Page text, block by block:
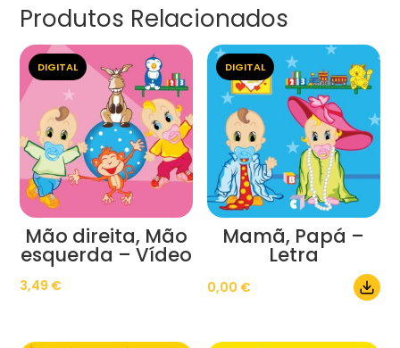
Produtos Relacionados
DIGITAL
Mão direita, Mão
esquerda – Vídeo
3,49 €
DIGITAL
Mamã, Papá –
Letra
0,00 €